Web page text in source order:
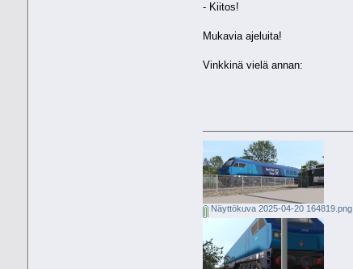
- Kiitos!
Mukavia ajeluita!
Vinkkinä vielä annan:
Näyttökuva 2025-04-20 164819.png